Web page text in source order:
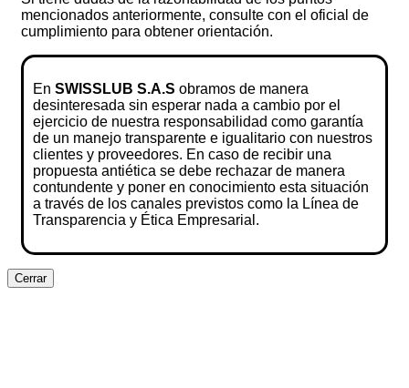
mencionados anteriormente, consulte con el oficial de
cumplimiento para obtener orientación.
En SWISSLUB S.A.S obramos de manera
desinteresada sin esperar nada a cambio por el
ejercicio de nuestra responsabilidad como garantía
de un manejo transparente e igualitario con nuestros
clientes y proveedores. En caso de recibir una
propuesta antiética se debe rechazar de manera
contundente y poner en conocimiento esta situación
a través de los canales previstos como la Línea de
Transparencia y Ética Empresarial.
Cerrar